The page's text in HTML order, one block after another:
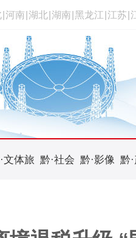
河南 湖北 湖南 黑龙江 江苏
文体旅 黔·社会 黔·影像 黔